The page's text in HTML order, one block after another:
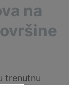
na
trenutnu